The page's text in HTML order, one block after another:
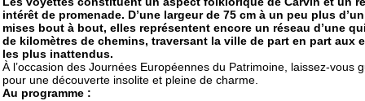
intérêt de promenade. D’une largeur de 75 cm à un peu plus
mises bout à bout, elles représentent encore un réseau d’une
de kilomètres de chemins, traversant la ville de part en part aux
les plus inattendus.
À l’occasion des Journées Européennes du Patrimoine, laissez-vous
pour une découverte insolite et pleine de charme.
Au programme :